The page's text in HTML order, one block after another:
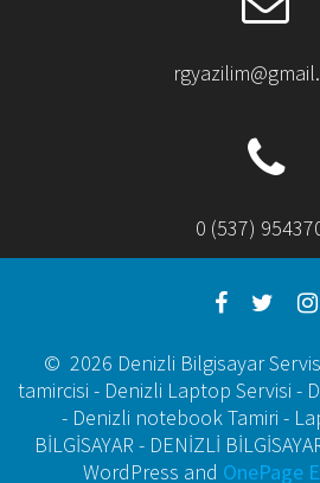
0 (537)
© 2026 Denizli Bilgisayar
tamircisi - Denizli Laptop Servisi -
- Denizli notebook Tamiri -
BİLGİSAYAR - DENİZLİ
WordPress and OnePage